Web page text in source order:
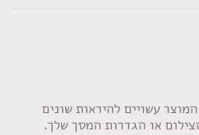
עשויים להיראות שונים
או הגדרות המסך שלך.